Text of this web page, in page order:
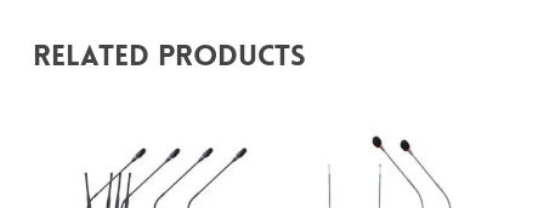
Related Products
Rp7.699.000 Rp 1.949.000